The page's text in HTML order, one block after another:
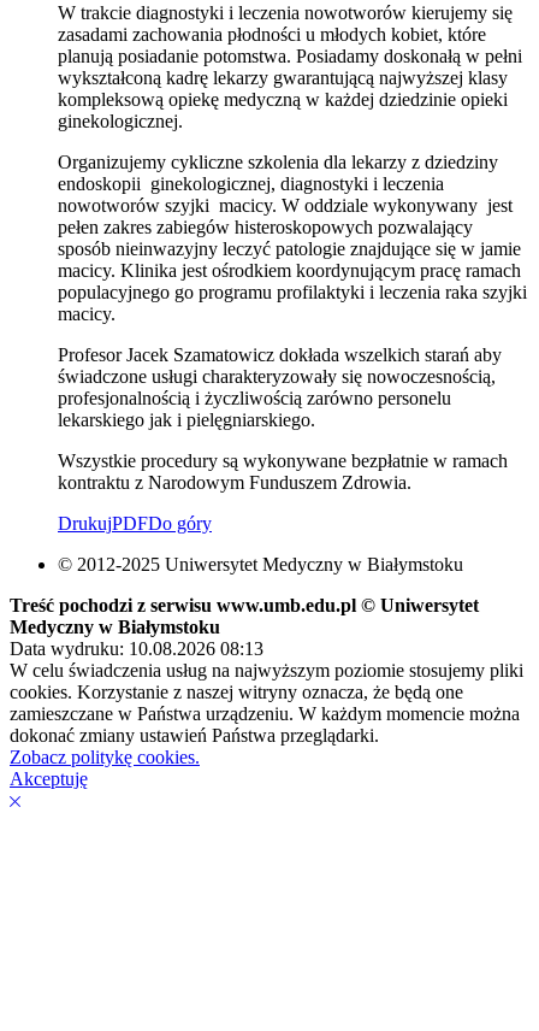
W trakcie diagnostyki i leczenia nowotworów kierujemy się
zasadami zachowania płodności u młodych kobiet, które
planują posiadanie potomstwa. Posiadamy doskonałą w pełni
wykształconą kadrę lekarzy gwarantującą najwyższej klasy
kompleksową opiekę medyczną w każdej dziedzinie opieki
ginekologicznej.
Organizujemy cykliczne szkolenia dla lekarzy z dziedziny
endoskopii ginekologicznej, diagnostyki i leczenia
nowotworów szyjki macicy. W oddziale wykonywany jest
pełen zakres zabiegów histeroskopowych pozwalający
sposób nieinwazyjny leczyć patologie znajdujące się w jamie
macicy. Klinika jest ośrodkiem koordynującym pracę ramach
populacyjnego go programu profilaktyki i leczenia raka szyjki
macicy.
Profesor Jacek Szamatowicz dokłada wszelkich starań aby
świadczone usługi charakteryzowały się nowoczesnością,
profesjonalnością i życzliwością zarówno personelu
lekarskiego jak i pielęgniarskiego.
Wszystkie procedury są wykonywane bezpłatnie w ramach
kontraktu z Narodowym Funduszem Zdrowia.
DrukujPDFDo góry
© 2012-2025 Uniwersytet Medyczny w Białymstoku
Treść pochodzi z serwisu www.umb.edu.pl © Uniwersytet
Medyczny w Białymstoku
Data wydruku: 10.08.2026 08:13
W celu świadczenia usług na najwyższym poziomie stosujemy pliki
cookies. Korzystanie z naszej witryny oznacza, że będą one
zamieszczane w Państwa urządzeniu. W każdym momencie można
dokonać zmiany ustawień Państwa przeglądarki.
Zobacz politykę cookies.
Akceptuję